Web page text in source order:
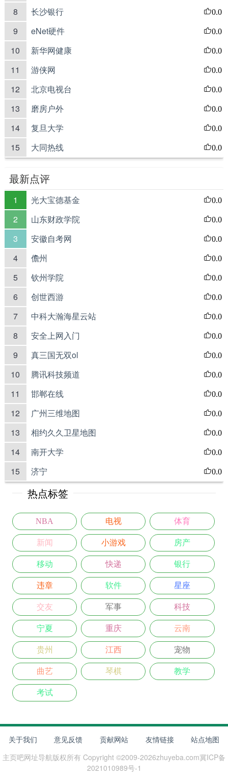
8 长沙银行 0.0
9 eNet硬件 0.0
10 新华网健康 0.0
11 游侠网 0.0
12 北京电视台 0.0
13 磨房户外 0.0
14 复旦大学 0.0
15 大同热线 0.0
最新点评
1 光大宝德基金 0.0
2 山东财政学院 0.0
3 安徽自考网 0.0
4 儋州 0.0
5 钦州学院 0.0
6 创世西游 0.0
7 中科大瀚海星云站 0.0
8 安全上网入门 0.0
9 真三国无双ol 0.0
10 腾讯科技频道 0.0
11 邯郸在线 0.0
12 广州三维地图 0.0
13 相约久久卫星地图 0.0
14 南开大学 0.0
15 济宁 0.0
热点标签
NBA 电视 体育
新闻 小游戏 房产
移动 快递 银行
违章 软件 星座
交友 军事 科技
宁夏 重庆 云南
贵州 江西 宠物
曲艺 琴棋 教学
考试
关于我们 意见反馈 贡献网站 友情链接
站点地图
主页吧网址导航版权所有 Copyright ©2009-2026zhuyeba.com冀ICP备
2021010989号-1